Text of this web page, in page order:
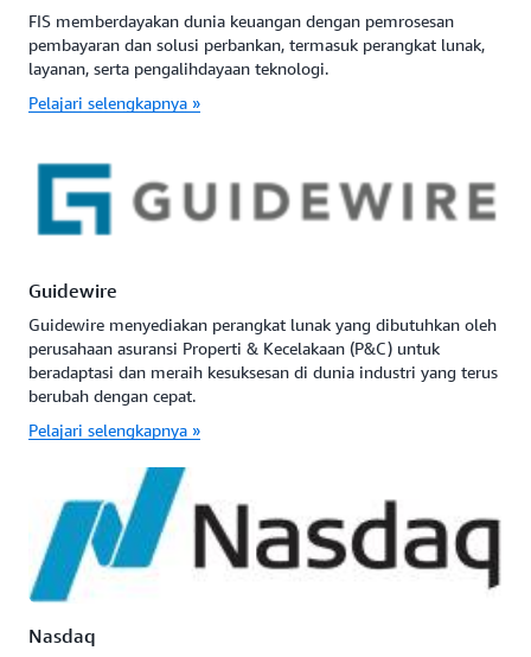
FIS memberdayakan dunia keuangan dengan pemrosesan
pembayaran dan solusi perbankan, termasuk perangkat lunak,
layanan, serta pengalihdayaan teknologi.
Pelajari selengkapnya »
Guidewire
Guidewire menyediakan perangkat lunak yang dibutuhkan oleh
perusahaan asuransi Properti & Kecelakaan (P&C) untuk
beradaptasi dan meraih kesuksesan di dunia industri yang terus
berubah dengan cepat.
Pelajari selengkapnya »
Nasdaq